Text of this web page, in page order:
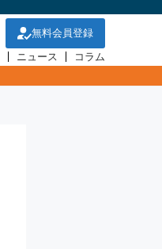
無料会員登録
ニュース コラム